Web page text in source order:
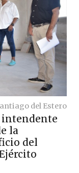
del Estero
intendente
la
del